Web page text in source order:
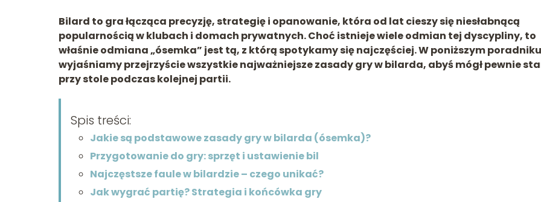
Bilard to gra łącząca precyzję, strategię i opanowanie, która od lat cieszy się niesłabnącą
popularnością w klubach i domach prywatnych. Choć istnieje wiele odmian tej dyscypliny, to
właśnie odmiana „ósemka” jest tą, z którą spotykamy się najczęściej. W poniższym poradniku
wyjaśniamy przejrzyście wszystkie najważniejsze zasady gry w bilarda, abyś mógł pewnie
przy stole podczas kolejnej partii.
Spis treści:
Jakie są podstawowe zasady gry w bilarda (ósemka)?
Przygotowanie do gry: sprzęt i ustawienie bil
Najczęstsze faule w bilardzie – czego unikać?
Jak wygrać partię? Strategia i końcówka gry